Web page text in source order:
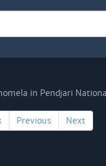
Previous Next